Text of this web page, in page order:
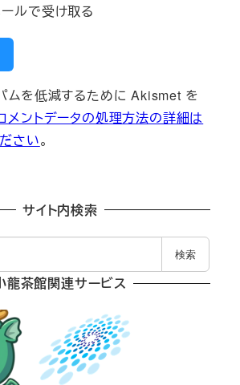
ルで受け取る
ムを低減するために Akismet を
メントデータの処理方法の詳細は
さい。
サイト内検索
検索
龍茶館関連サービス